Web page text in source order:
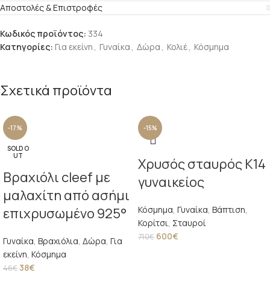
Αποστολές & Επιστροφές
Κωδικός προϊόντος: 334
Κατηγορίες: Για εκείνη , Γυναίκα , Δώρα , Κολιέ, Κόσμημα
Σχετικά προϊόντα
-17%
SOLD O
UT
Βραχιόλι cleef με
μαλαχίτη από ασήμι
επιχρυσωμένο 925°
Γυναίκα, Βραχιόλια, Δώρα, Για
εκείνη, Κόσμημα
46€ 38€
-15%
Χρυσός σταυρός Κ14
γυναικείος
Κόσμημα, Γυναίκα, Βάπτιση,
Κορίτσι, Σταυροί
710€ 600€